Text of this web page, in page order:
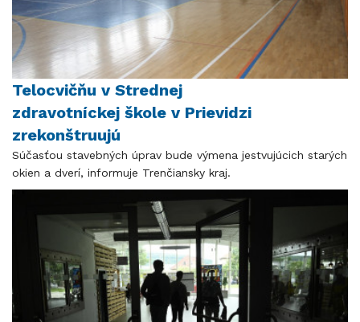
Telocvičňu v Strednej
zdravotníckej škole v Prievidzi
zrekonštruujú
Súčasťou stavebných úprav bude výmena jestvujúcich starých
okien a dverí, informuje Trenčiansky kraj.